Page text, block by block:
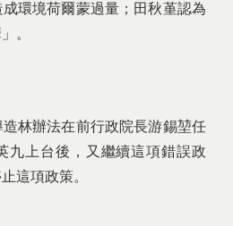
環境荷爾蒙過量；田秋堇認為
。
林辦法在前行政院長游錫堃任
九上台後，又繼續這項錯誤政
這項政策。